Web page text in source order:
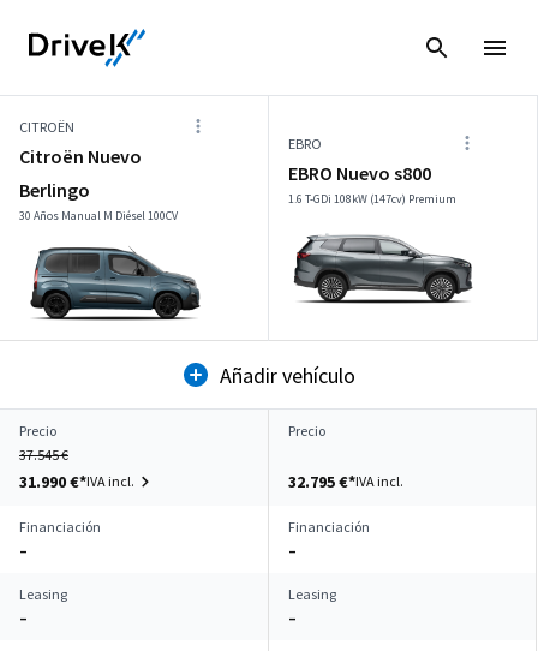
CITROËN
Citroën Nuevo
Berlingo
30 Años Manual M Diésel 100CV
EBRO
EBRO Nuevo s800
1.6 T-GDi 108kW (147cv) Premium
Añadir vehículo
Precio
37.545 €
31.990 €*IVA incl.
Precio
32.795 €*IVA incl.
Financiación
–
Financiación
–
Leasing
–
Leasing
–